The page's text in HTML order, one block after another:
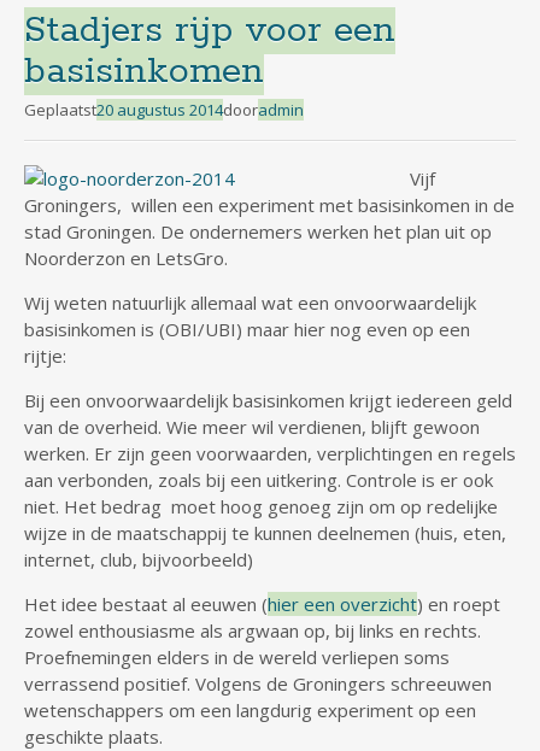
Stadjers rijp voor een
basisinkomen
Geplaatst20 augustus 2014dooradmin
Vijf
Groningers, willen een experiment met basisinkomen in de
stad Groningen. De ondernemers werken het plan uit op
Noorderzon en LetsGro.
Wij weten natuurlijk allemaal wat een onvoorwaardelijk
basisinkomen is (OBI/UBI) maar hier nog even op een
rijtje:
Bij een onvoorwaardelijk basisinkomen krijgt iedereen geld
van de overheid. Wie meer wil verdienen, blijft gewoon
werken. Er zijn geen voorwaarden, verplichtingen en regels
aan verbonden, zoals bij een uitkering. Controle is er ook
niet. Het bedrag moet hoog genoeg zijn om op redelijke
wijze in de maatschappij te kunnen deelnemen (huis, eten,
internet, club, bijvoorbeeld)
Het idee bestaat al eeuwen (hier een overzicht) en roept
zowel enthousiasme als argwaan op, bij links en rechts.
Proefnemingen elders in de wereld verliepen soms
verrassend positief. Volgens de Groningers schreeuwen
wetenschappers om een langdurig experiment op een
geschikte plaats.